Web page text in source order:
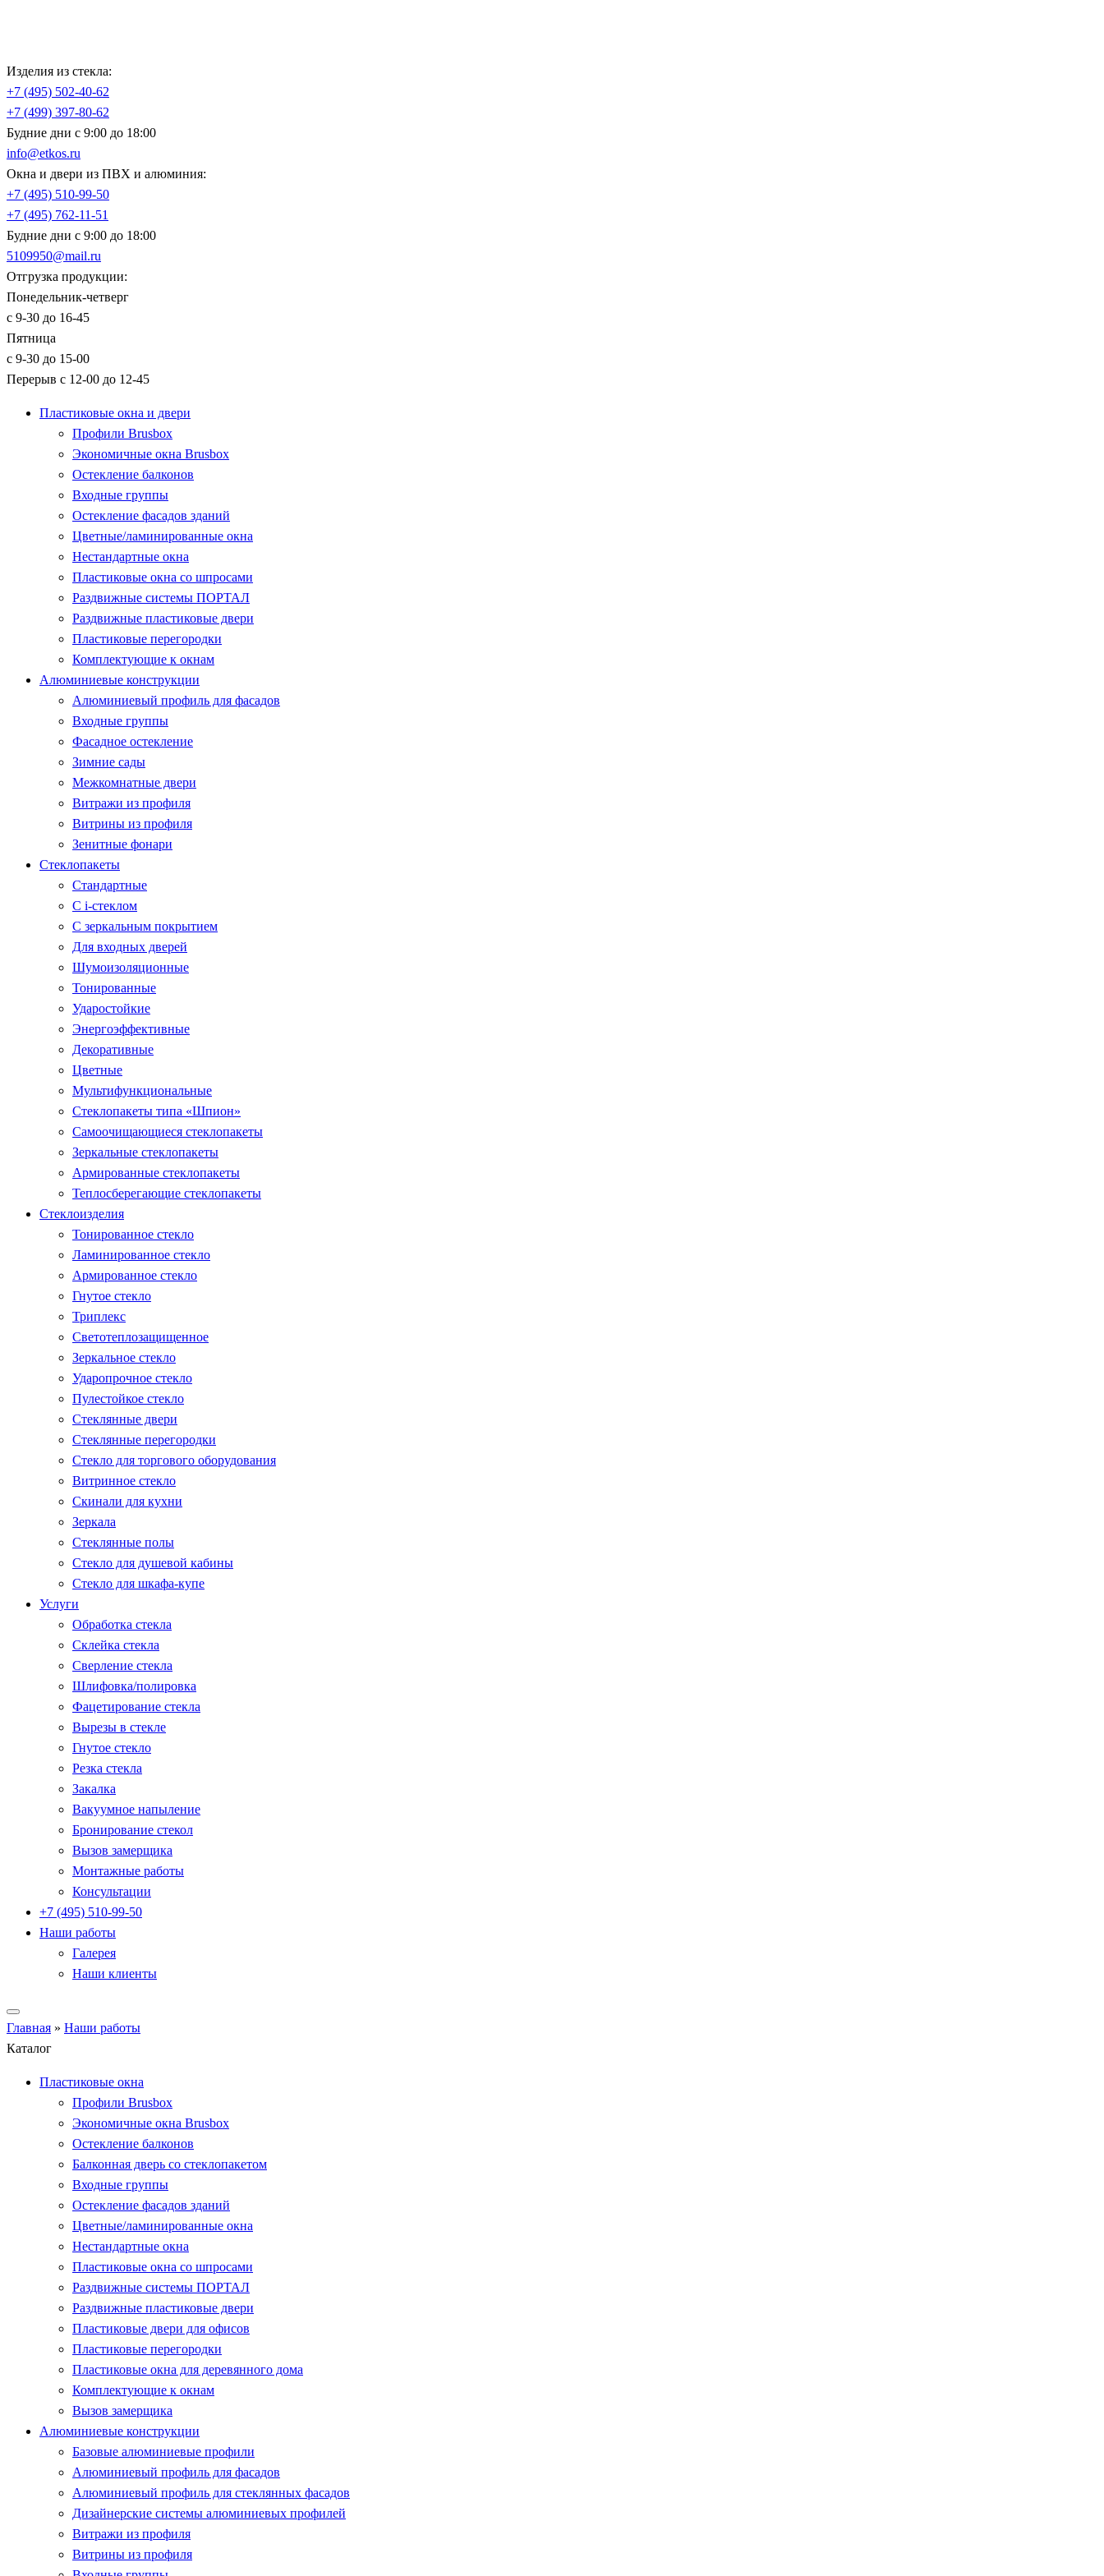
Изделия из стекла:
+7 (495) 502-40-62
+7 (499) 397-80-62
Будние дни с 9:00 до 18:00
info@etkos.ru
Окна и двери из ПВХ и алюминия:
+7 (495) 510-99-50
+7 (495) 762-11-51
Будние дни с 9:00 до 18:00
5109950@mail.ru
Отгрузка продукции:
Понедельник-четверг
с 9-30 до 16-45
Пятница
с 9-30 до 15-00
Перерыв с 12-00 до 12-45
Пластиковые окна и двери
Профили Brusbox
Экономичные окна Brusbox
Остекление балконов
Входные группы
Остекление фасадов зданий
Цветные/ламинированные окна
Нестандартные окна
Пластиковые окна со шпросами
Раздвижные системы ПОРТАЛ
Раздвижные пластиковые двери
Пластиковые перегородки
Комплектующие к окнам
Алюминиевые конструкции
Алюминиевый профиль для фасадов
Входные группы
Фасадное остекление
Зимние сады
Межкомнатные двери
Витражи из профиля
Витрины из профиля
Зенитные фонари
Стеклопакеты
Стандартные
С i-стеклом
С зеркальным покрытием
Для входных дверей
Шумоизоляционные
Тонированные
Ударостойкие
Энергоэффективные
Декоративные
Цветные
Мультифункциональные
Стеклопакеты типа «Шпион»
Самоочищающиеся стеклопакеты
Зеркальные стеклопакеты
Армированные стеклопакеты
Теплосберегающие стеклопакеты
Стеклоизделия
Тонированное стекло
Ламинированное стекло
Армированное стекло
Гнутое стекло
Триплекс
Светотеплозащищенное
Зеркальное стекло
Ударопрочное стекло
Пулестойкое стекло
Стеклянные двери
Стеклянные перегородки
Стекло для торгового оборудования
Витринное стекло
Скинали для кухни
Зеркала
Стеклянные полы
Стекло для душевой кабины
Стекло для шкафа-купе
Услуги
Обработка стекла
Склейка стекла
Сверление стекла
Шлифовка/полировка
Фацетирование стекла
Вырезы в стекле
Гнутое стекло
Резка стекла
Закалка
Вакуумное напыление
Бронирование стекол
Вызов замерщика
Монтажные работы
Консультации
+7 (495) 510-99-50
Наши работы
Галерея
Наши клиенты
Главная » Наши работы
Каталог
Пластиковые окна
Профили Brusbox
Экономичные окна Brusbox
Остекление балконов
Балконная дверь со стеклопакетом
Входные группы
Остекление фасадов зданий
Цветные/ламинированные окна
Нестандартные окна
Пластиковые окна со шпросами
Раздвижные системы ПОРТАЛ
Раздвижные пластиковые двери
Пластиковые двери для офисов
Пластиковые перегородки
Пластиковые окна для деревянного дома
Комплектующие к окнам
Вызов замерщика
Алюминиевые конструкции
Базовые алюминиевые профили
Алюминиевый профиль для фасадов
Алюминиевый профиль для стеклянных фасадов
Дизайнерские системы алюминиевых профилей
Витражи из профиля
Витрины из профиля